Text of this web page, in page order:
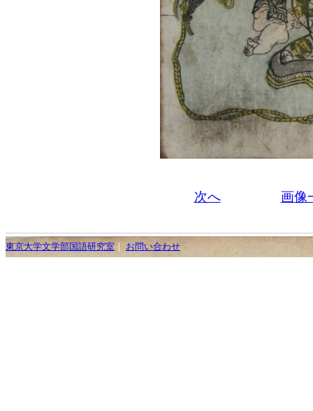
次へ 画像
東京大学文学部国語研究室 ｜ お問い合わせ